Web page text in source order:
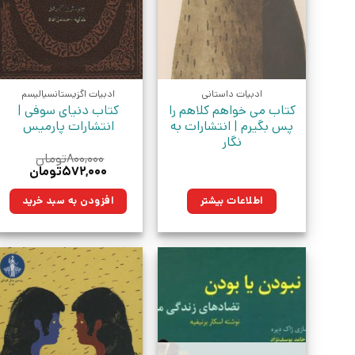
ادبیات داستانی
کتاب می خواهم کلاهم را
پس بگیرم | انتشارات به
نگار
اطلاعات بیشتر
ادبیات اگزیستانسیالیسم
کتاب دنیای سوفی |
انتشارات پارمیس
۸۰۰,۰۰۰تومان
قیمت
۸۰۰,۰۰۰تومان
بود.
۵۷۲,۰۰۰تومانقیمت
افزودن به سبد خرید